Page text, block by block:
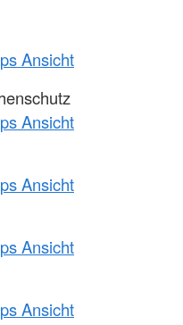
Ansicht
Ansicht
Ansicht
Ansicht
Ansicht